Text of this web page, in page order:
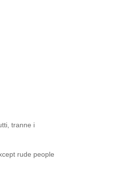
tranne i
rude people